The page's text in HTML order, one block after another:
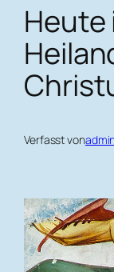
Heute
Verfasst von